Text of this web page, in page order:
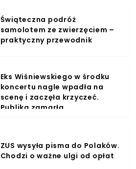
Świąteczna podróż
samolotem ze zwierzęciem –
praktyczny przewodnik
Eks Wiśniewskiego w środku
koncertu nagle wpadła na
scenę i zaczęła krzyczeć.
Publika zamarła
ZUS wysyła pisma do Polaków.
Chodzi o ważne ulgi od opłat